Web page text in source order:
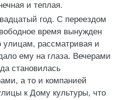
и теплая.
год. С переездом
время вынужден
улицам, рассматривая и
ему на глаза. Вечерами
становилась
а то и компанией
к Дому культуры, что